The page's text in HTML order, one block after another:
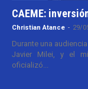
CAEME:
Christian Atance - 29/
Durante una
Javier Milei, y el
oficializó...